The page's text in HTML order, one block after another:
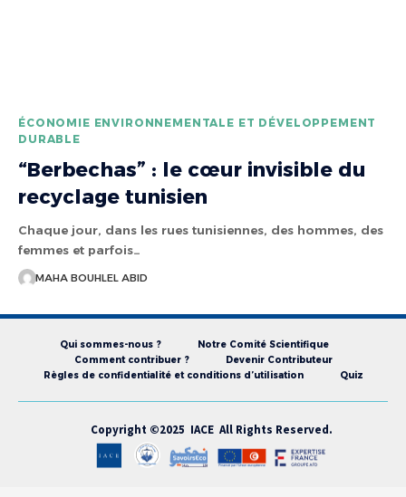
ÉCONOMIE ENVIRONNEMENTALE ET DÉVELOPPEMENT
DURABLE
“Berbechas” : le cœur invisible du
recyclage tunisien
Chaque jour, dans les rues tunisiennes, des hommes, des
femmes et parfois…
MAHA BOUHLEL ABID
Qui sommes-nous ?
Notre Comité Scientifique
Comment contribuer ?
Devenir Contributeur
Règles de confidentialité et conditions d’utilisation
Quiz
Copyright ©2025 IACE All Rights Reserved.